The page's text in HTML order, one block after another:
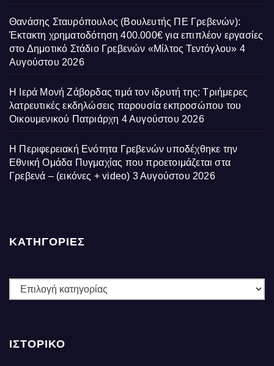
Θανάσης Σταυρόπουλος (Βουλευτής ΠΕ Γρεβενών):
Έκτακτη χρηματοδότηση 400.000€ για επιπλέον εργασίες
στο Δημοτικό Στάδιο Γρεβενών «Μίλτος Τεντόγλου» 4
Αυγούστου 2026
Η Ιερά Μονή Ζάβορδας τιμά τον ιδρυτή της: Τριήμερες
λατρευτικές εκδηλώσεις παρουσία εκπροσώπου του
Οικουμενικού Πατριάρχη 4 Αυγούστου 2026
Η Περιφερειακή Ενότητα Γρεβενών υποδέχθηκε την
Εθνική Ομάδα Πυγμαχίας που προετοιμάζεται στα
Γρεβενά – (εικόνες + video) 3 Αυγούστου 2026
ΚΑΤΗΓΟΡΙΕΣ
ΚΑΤΗΓΟΡΙΕΣ
ΙΣΤΟΡΙΚΌ